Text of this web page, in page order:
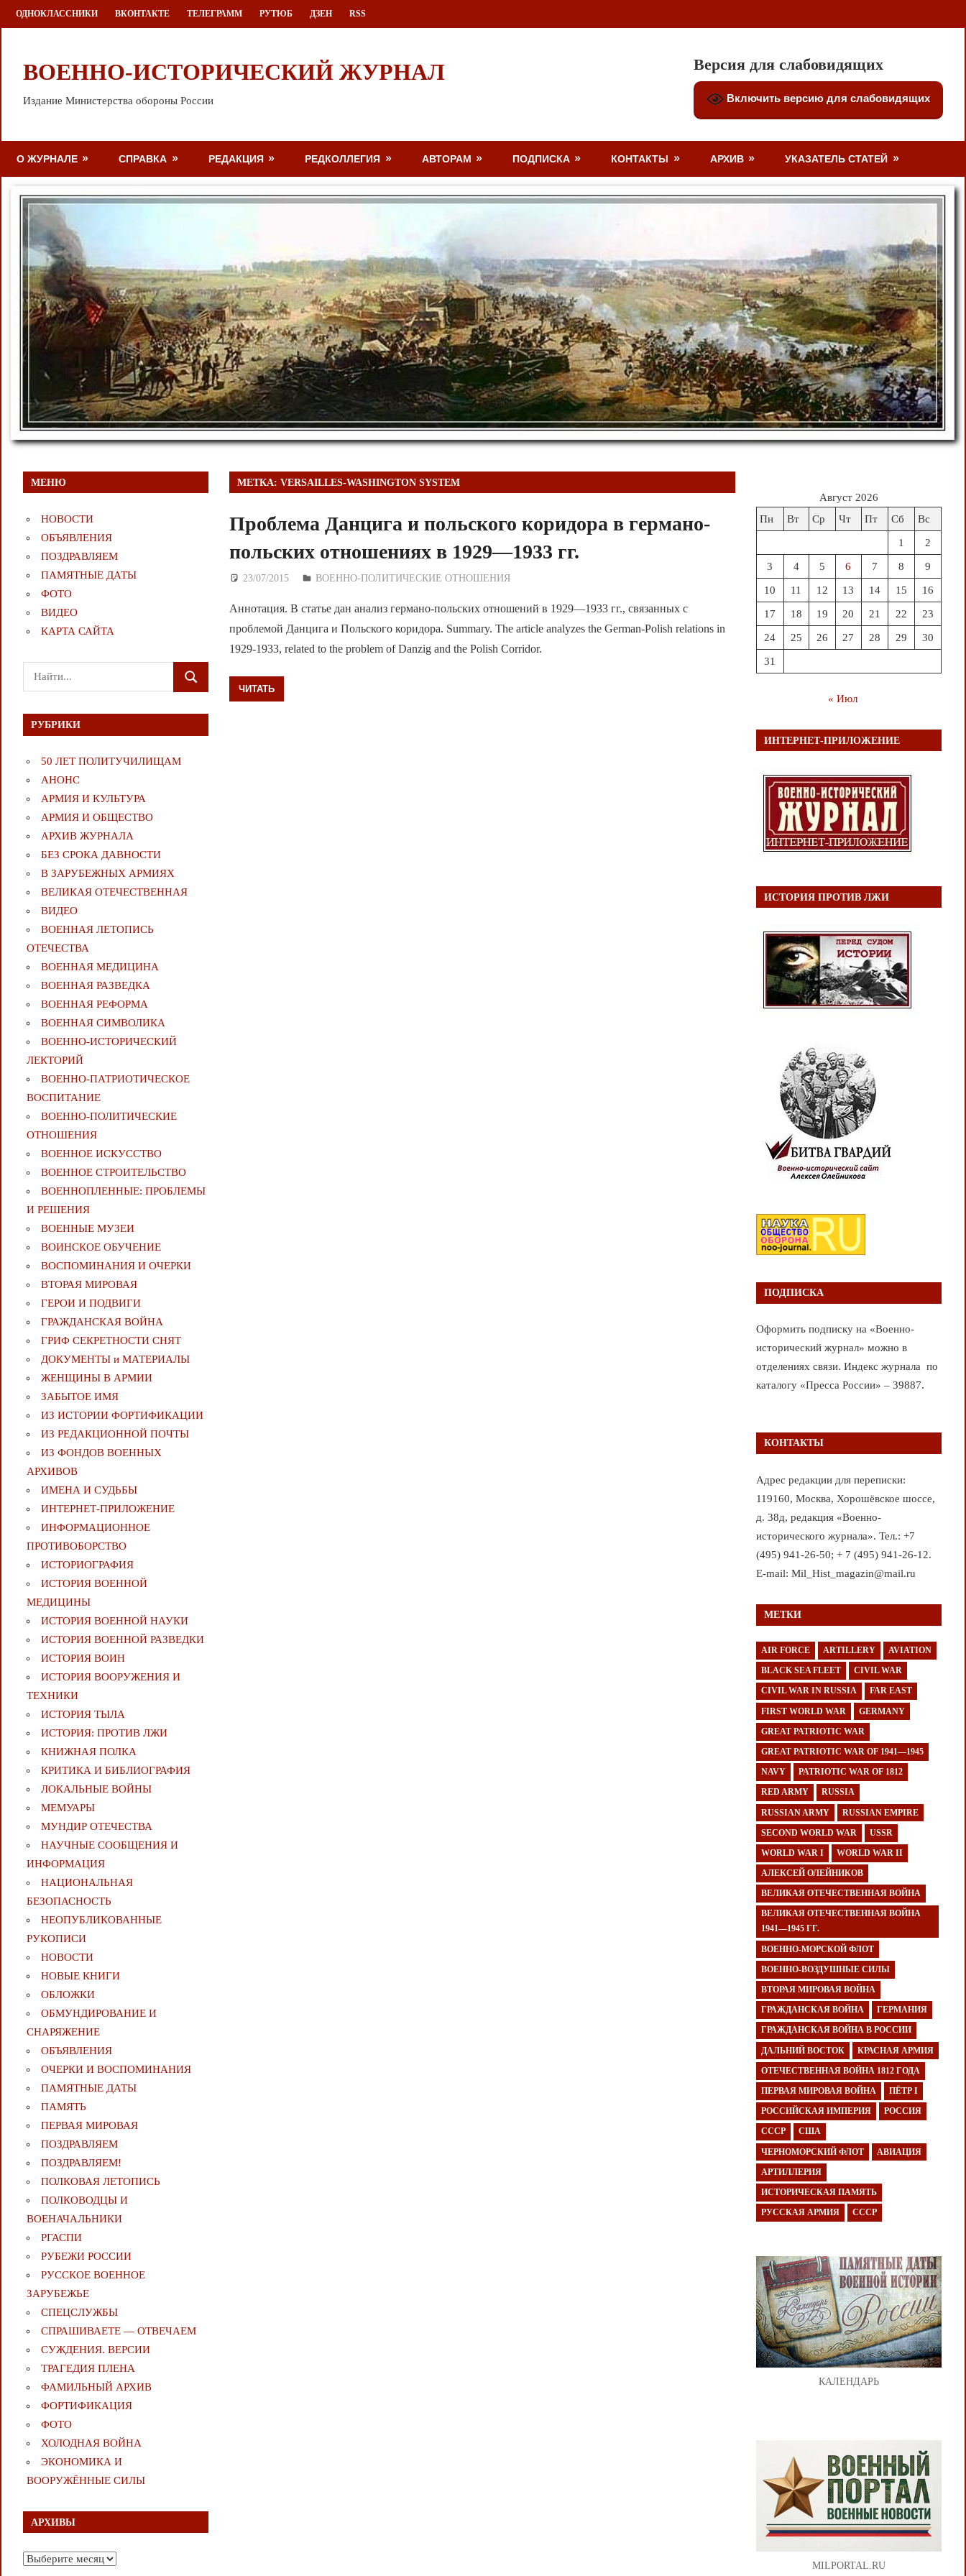
Перейти
к
ОДНОКЛАССНИКИ ВКОНТАКТЕ ТЕЛЕГРАММ РУТЮБ ДЗЕН RSS
ВОЕННО-ИСТОРИЧЕСКИЙ ЖУРНАЛ
Издание Министерства обороны России
Версия для слабовидящих
Включить версию для слабовидящих
О ЖУРНАЛЕ СПРАВКА РЕДАКЦИЯ РЕДКОЛЛЕГИЯ АВТОРАМ ПОДПИСКА КОНТАКТЫ АРХИВ УКАЗАТЕЛЬ СТАТЕЙ
МЕТКА:VERSAILLES-WASHINGTON SYSTEM
Проблема Данцига и польского коридора в германо-
польских отношениях в 1929—1933 гг.
23/07/2015 Дежурный по Редакции
ВОЕННО-ПОЛИТИЧЕСКИE ОТНОШЕНИЯ
Аннотация. В статье дан анализ германо-польских отношений в 1929—1933 гг., связанных с
проблемой Данцига и Польского коридора. Summary. The article analyzes the German-Polish relations in
1929-1933, related to the problem of Danzig and the Polish Corridor.
ЧИТАТЬ
МЕНЮ
НОВОСТИ
ОБЪЯВЛЕНИЯ
ПОЗДРАВЛЯЕМ
ПАМЯТНЫЕ ДАТЫ
ФОТО
ВИДЕО
КАРТА САЙТА
Поиск
для:
ПОИСК
РУБРИКИ
50 ЛЕТ ПОЛИТУЧИЛИЩАМ
АНОНС
АРМИЯ И КУЛЬТУРА
АРМИЯ И ОБЩЕСТВО
АРХИВ ЖУРНАЛА
БЕЗ СРОКА ДАВНОСТИ
В ЗАРУБЕЖНЫХ АРМИЯХ
ВЕЛИКАЯ ОТЕЧЕСТВЕННАЯ
ВИДЕО
ВОЕННАЯ ЛЕТОПИСЬ
ОТЕЧЕСТВА
ВОЕННАЯ МЕДИЦИНА
ВОЕННАЯ РАЗВЕДКА
ВОЕННАЯ РЕФОРМА
ВОЕННАЯ СИМВОЛИКА
ВОЕННО-ИСТОРИЧЕСКИЙ
ЛЕКТОРИЙ
ВОЕННО-ПАТРИОТИЧЕСКОЕ
ВОСПИТАНИЕ
ВОЕННО-ПОЛИТИЧЕСКИE
ОТНОШЕНИЯ
ВОЕННОЕ ИСКУССТВО
ВОЕННОЕ СТРОИТЕЛЬСТВО
ВОЕННОПЛЕННЫЕ: ПРОБЛЕМЫ
И РЕШЕНИЯ
ВОЕННЫЕ МУЗЕИ
ВОИНСКОЕ ОБУЧЕНИЕ
ВОСПОМИНАНИЯ И ОЧЕРКИ
ВТОРАЯ МИРОВАЯ
ГЕРОИ И ПОДВИГИ
ГРАЖДАНСКАЯ ВОЙНА
ГРИФ СЕКРЕТНОСТИ СНЯТ
ДОКУМЕНТЫ и МАТЕРИАЛЫ
ЖЕНЩИНЫ В АРМИИ
ЗАБЫТОЕ ИМЯ
ИЗ ИСТОРИИ ФОРТИФИКАЦИИ
ИЗ РЕДАКЦИОННОЙ ПОЧТЫ
ИЗ ФОНДОВ ВОЕННЫХ
АРХИВОВ
ИМЕНА И СУДЬБЫ
ИНТЕРНЕТ-ПРИЛОЖЕНИЕ
ИНФОРМАЦИОННОЕ
ПРОТИВОБОРСТВО
ИСТОРИОГРАФИЯ
ИСТОРИЯ ВОЕННОЙ
МЕДИЦИНЫ
ИСТОРИЯ ВОЕННОЙ НАУКИ
ИСТОРИЯ ВОЕННОЙ РАЗВЕДКИ
ИСТОРИЯ ВОИН
ИСТОРИЯ ВООРУЖЕНИЯ И
ТЕХНИКИ
ИСТОРИЯ ТЫЛА
ИСТОРИЯ: ПРОТИВ ЛЖИ
КНИЖНАЯ ПОЛКА
КРИТИКА И БИБЛИОГРАФИЯ
ЛОКАЛЬНЫЕ ВОЙНЫ
МЕМУАРЫ
МУНДИР ОТЕЧЕСТВА
НАУЧНЫЕ СООБЩЕНИЯ И
ИНФОРМАЦИЯ
НАЦИОНАЛЬНАЯ
БЕЗОПАСНОСТЬ
НЕОПУБЛИКОВАННЫЕ
РУКОПИСИ
НОВОСТИ
НОВЫЕ КНИГИ
ОБЛОЖКИ
ОБМУНДИРОВАНИЕ И
СНАРЯЖЕНИЕ
ОБЪЯВЛЕНИЯ
ОЧЕРКИ И ВОСПОМИНАНИЯ
ПАМЯТНЫЕ ДАТЫ
ПАМЯТЬ
ПЕРВАЯ МИРОВАЯ
ПОЗДРАВЛЯЕМ
ПОЗДРАВЛЯЕМ!
ПОЛКОВАЯ ЛЕТОПИСЬ
ПОЛКОВОДЦЫ И
ВОЕНАЧАЛЬНИКИ
РГАСПИ
РУБЕЖИ РОССИИ
РУССКОЕ ВОЕННОЕ
ЗАРУБЕЖЬЕ
СПЕЦСЛУЖБЫ
СПРАШИВАЕТЕ — ОТВЕЧАЕМ
СУЖДЕНИЯ. ВЕРСИИ
ТРАГЕДИЯ ПЛЕНА
ФАМИЛЬНЫЙ АРХИВ
ФОРТИФИКАЦИЯ
ФОТО
ХОЛОДНАЯ ВОЙНА
ЭКОНОМИКА И
ВООРУЖЁННЫЕ СИЛЫ
АРХИВЫ
Архивы
Август 2026
Пн
Вт Ср Чт Пт Сб Вс
1 2
3 4 5 6 7 8 9
10 11 12 13 14 15 16
17 18 19 20 21 22 23
24 25 26 27 28 29 30
31
« Июл
ИНТЕРНЕТ-ПРИЛОЖЕНИЕ
ИСТОРИЯ ПРОТИВ ЛЖИ
ПОДПИСКА
Оформить подписку на «Военно-
исторический журнал» можно в
отделениях связи. Индекс журнала по
каталогу «Пресса России» – 39887.
КОНТАКТЫ
Адрес редакции для переписки:
119160, Москва, Хорошёвское шоссе,
д. 38д, редакция «Военно-
исторического журнала». Тел.: +7
(495) 941-26-50; + 7 (495) 941-26-12.
E-mail: Mil_Hist_magazin@mail.ru
МЕТКИ
AIR FORCE ARTILLERY AVIATION
BLACK SEA FLEET CIVIL WAR
CIVIL WAR IN RUSSIA FAR EAST
FIRST WORLD WAR GERMANY
GREAT PATRIOTIC WAR
GREAT PATRIOTIC WAR OF 1941—1945
NAVY PATRIOTIC WAR OF 1812
RED ARMY RUSSIA
RUSSIAN ARMY RUSSIAN EMPIRE
SECOND WORLD WAR USSR
WORLD WAR I WORLD WAR II
АЛЕКСЕЙ ОЛЕЙНИКОВ
ВЕЛИКАЯ ОТЕЧЕСТВЕННАЯ ВОЙНА
ВЕЛИКАЯ ОТЕЧЕСТВЕННАЯ ВОЙНА
1941—1945 ГГ.
ВОЕННО-МОРСКОЙ ФЛОТ
ВОЕННО-ВОЗДУШНЫЕ СИЛЫ
ВТОРАЯ МИРОВАЯ ВОЙНА
ГРАЖДАНСКАЯ ВОЙНА ГЕРМАНИЯ
ГРАЖДАНСКАЯ ВОЙНА В РОССИИ
ДАЛЬНИЙ ВОСТОК КРАСНАЯ АРМИЯ
ОТЕЧЕСТВЕННАЯ ВОЙНА 1812 ГОДА
ПЕРВАЯ МИРОВАЯ ВОЙНА ПЁТР I
РОССИЙСКАЯ ИМПЕРИЯ РОССИЯ
СССР США
ЧЕРНОМОРСКИЙ ФЛОТ АВИАЦИЯ
АРТИЛЛЕРИЯ
ИСТОРИЧЕСКАЯ ПАМЯТЬ
РУССКАЯ АРМИЯ СССР
КАЛЕНДАРЬ
MILPORTAL.RU